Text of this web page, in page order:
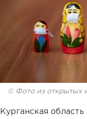
© Фото из открытых
Курганская